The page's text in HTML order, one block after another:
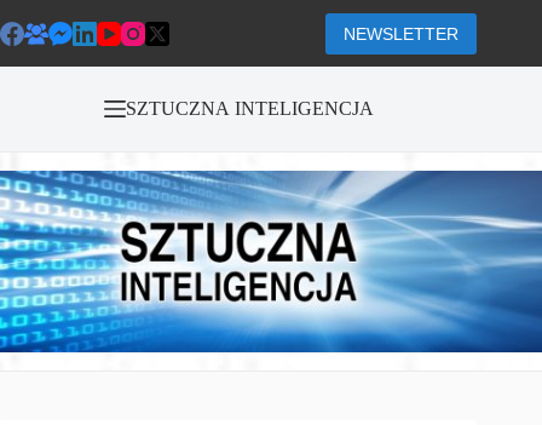
do
treści
NEWSLETTER
SZTUCZNA INTELIGENCJA